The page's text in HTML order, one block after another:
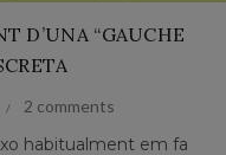
D’UNA “GAUCHE
2 comments
habitualment em fa